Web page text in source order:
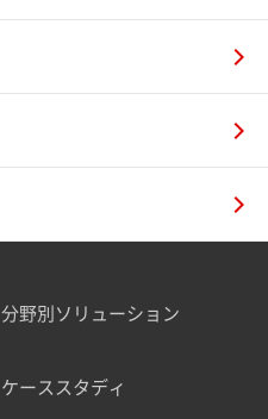
分野別ソリューション
ケーススタディ